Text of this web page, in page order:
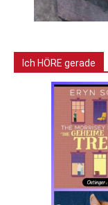
Ich HÖRE gerade